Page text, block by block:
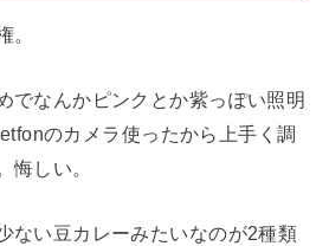
。
でなんかピンクとか紫っぽい照明
のカメラ使ったから上手く調
悔しい。
ない豆カレーみたいなのが2種類